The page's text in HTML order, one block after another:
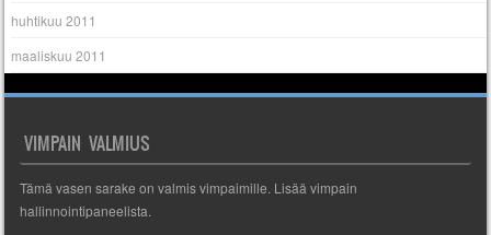
huhtikuu 2011
maaliskuu 2011
VIMPAIN VALMIUS
Tämä vasen sarake on valmis vimpaimille. Lisää vimpain
hallinnointipaneelista.